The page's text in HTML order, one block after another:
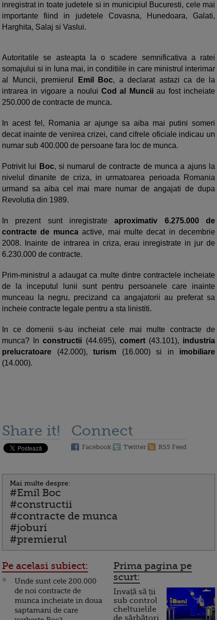
inregistrat in toate judetele si in municipiul Bucuresti, cele mai
importante fiind in judetele Covasna, Hunedoara, Galati,
Harghita, Salaj si Vaslui.
Autoritatile se asteapta la o scadere semnificativa a ratei
somajului si in luna mai, in conditiile in care ministrul interimar
al Muncii, premierul
Emil Boc, a declarat astazi ca de la
intrarea in vigoare a noului Cod al Munciiau fost incheiate
250.000 de contracte de munca.
In acest fel, Romania ar ajunge sa aiba mai putini someri
decat inainte de venirea crizei, cand cifrele oficiale indicau un
numar sub 400.000 de persoane fara loc de munca.
Potrivit lui Boc, si numarul de contracte de munca a ajuns la
nivelul dinanite de criza, in urmatoarea perioada Romania
urmand sa aiba cel mai mare numar de angajati de dupa
Revolutia din 1989.
In prezent sunt inregistrateaproximativ 6.275.000 de
contracte de muncaactive, mai multe decat in decembrie
2008. Inainte de intrarea in criza, erau inregistrate in jur de
6.230.000 de contracte.
Prim-ministrul a adaugat ca multe dintre contractele incheiate
de la inceputul lunii sunt pentru persoanele care inainte
munceau la negru, precizand ca angajatorii au preferat sa
incheie contracte legale pentru a sta linistiti.
In ce domenii s-au incheiat cele mai multe contracte de
munca? Inconstructii (44.695), comert(43.101), industria
prelucratoare (42.000), turism (16.000) si in imobiliare
(14.000).
Share it! Connect
Facebook Twitter RSS Feed
Mai multe despre:
#Emil Boc
#constructii
#contracte de munca
#joburi
#premierul
Pe acelasi subiect:
Unde sunt cele 200.000
de noi contracte de
munca incheiate in doua
saptamani de care
Prima pagina pe
scurt:
Invață să ții
sub control
cheltuielile
de sărbători.